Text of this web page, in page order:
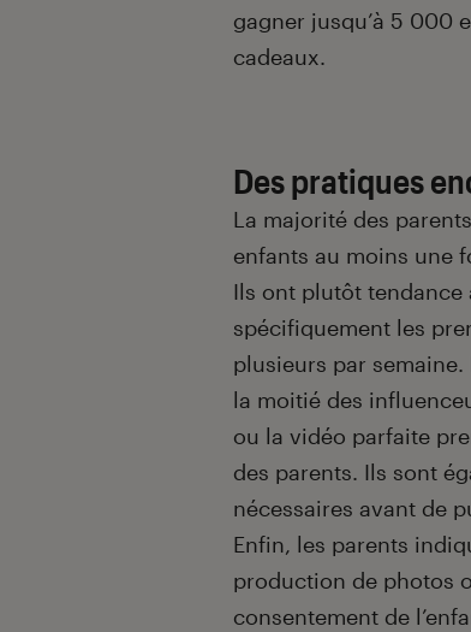
gagner jusqu’à 5 000
cadeaux.
Des pratiques
La majorité des
enfants au moins une
Ils ont plutôt tendance
spécifiquement les
plusieurs par
la moitié des
ou la vidéo parfaite
des parents. Ils sont
nécessaires avant de
Enfin, les parents
production de photos
consentement de